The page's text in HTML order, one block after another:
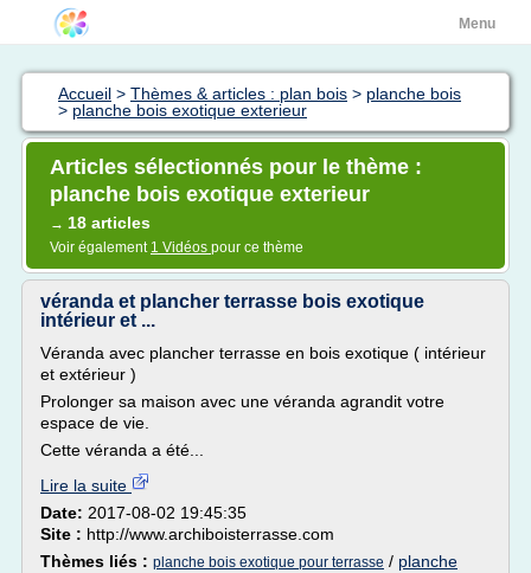
Menu
Accueil > Thèmes & articles : plan bois > planche bois
> planche bois exotique exterieur
Articles sélectionnés pour le thème :
planche bois exotique exterieur
→ 18 articles
Voir également 1 Vidéos pour ce thème
véranda et plancher terrasse bois exotique
intérieur et ...
Véranda avec plancher terrasse en bois exotique ( intérieur
et extérieur )
Prolonger sa maison avec une véranda agrandit votre
espace de vie.
Cette véranda a été...
Lire la suite
Date: 2017-08-02 19:45:35
Site : http://www.archiboisterrasse.com
Thèmes liés : planche bois exotique pour terrasse / planche